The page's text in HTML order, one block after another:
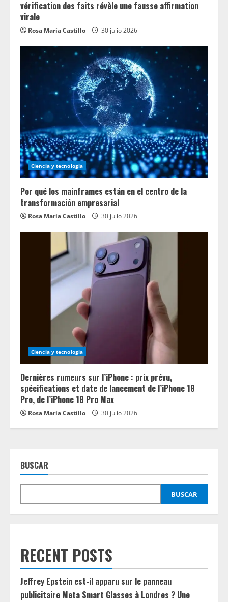
vérification des faits révèle une fausse affirmation
virale
Rosa María Castillo 30 julio 2026
Ciencia y tecnologia
Por qué los mainframes están en el centro de la
transformación empresarial
Rosa María Castillo 30 julio 2026
Ciencia y tecnologia
Dernières rumeurs sur l’iPhone : prix prévu,
spécifications et date de lancement de l’iPhone 18
Pro, de l’iPhone 18 Pro Max
Rosa María Castillo 30 julio 2026
BUSCAR
BUSCAR
RECENT POSTS
Jeffrey Epstein est-il apparu sur le panneau
publicitaire Meta Smart Glasses à Londres ? Une